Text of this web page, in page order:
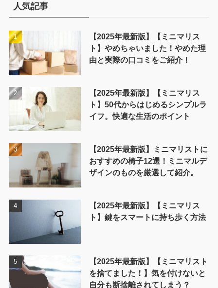
ー人気記事
【2025年最新版】【ミニマリス
ト】やめちゃいました！やめた理
由と実際の口コミをご紹介！
【2025年最新版】【ミニマリス
ト】50代からはじめるシンプルラ
イフ。快適な生活のポイント
【2025年最新版】ミニマリストに
おすすめの椅子12選！ミニマルデ
ザインのものを厳選して紹介。
【2025年最新版】【ミニマリス
ト】鍵をスマートに持ち歩く方法
【2025年最新版】【ミニマリスト
を捨てました！】気を付けないと
自分も断捨離されてしまう？